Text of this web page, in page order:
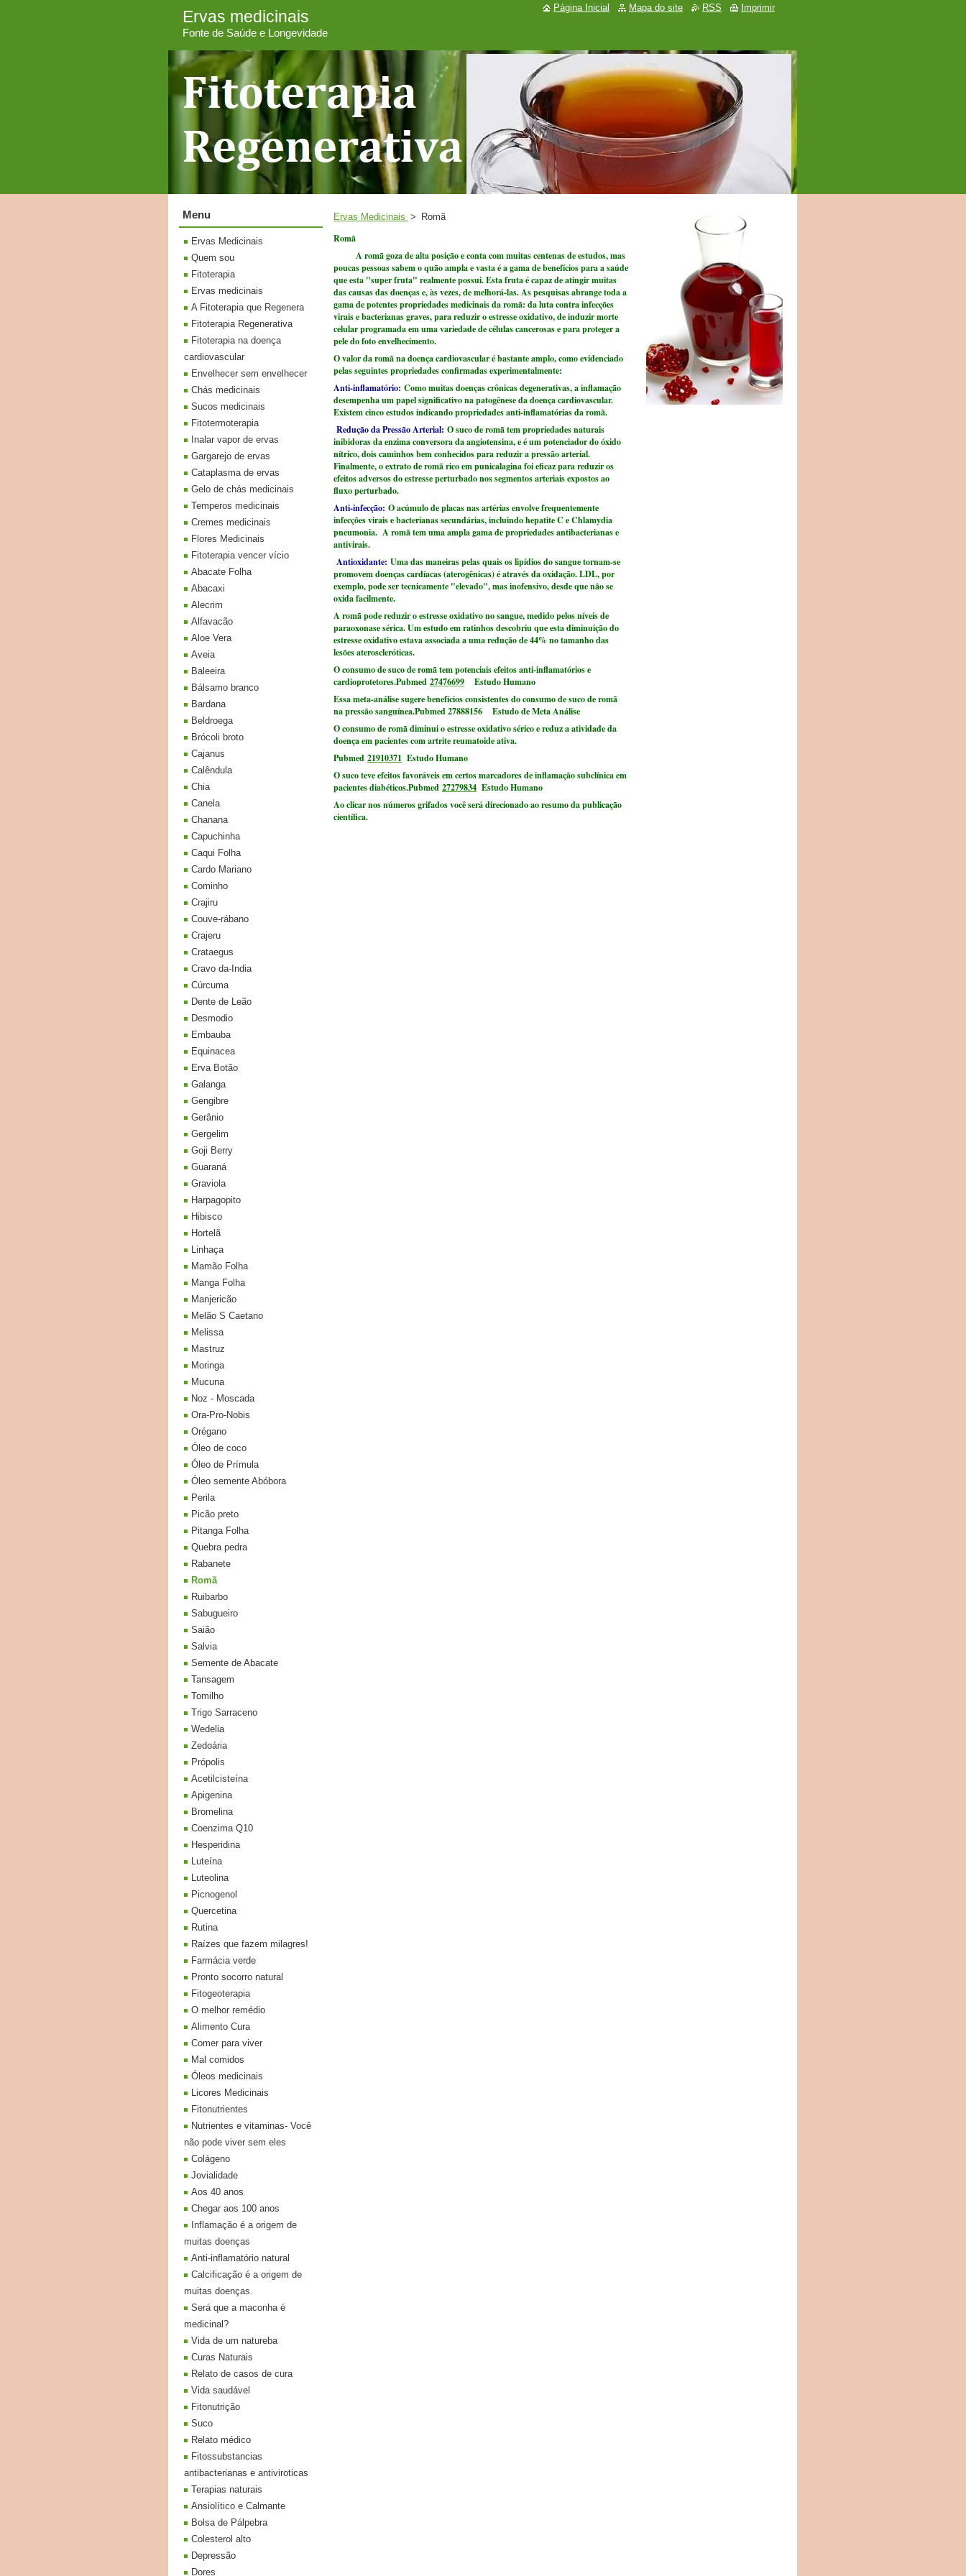
Ervas medicinais
Fonte de Saúde e Longevidade
Ervas Medicinais > Romã
Romã
A romã goza de alta posição e conta com muitas centenas de estudos, mas
poucas pessoas sabem o quão ampla e vasta é a gama de benefícios para a saúde
que esta "super fruta" realmente possui. Esta fruta é capaz de atingir muitas
das causas das doenças e, às vezes, de melhorá-las. As pesquisas abrange toda a
gama de potentes propriedades medicinais da romã: da luta contra infecções
virais e bacterianas graves, para reduzir o estresse oxidativo, de induzir morte
celular programada em uma variedade de células cancerosas e para proteger a
pele do foto envelhecimento.
O valor da romã na doença cardiovascular é bastante amplo, como evidenciado
pelas seguintes propriedades confirmadas experimentalmente:
Anti-inflamatório: Como muitas doenças crônicas degenerativas, a inflamação
desempenha um papel significativo na patogênese da doença cardiovascular.
Existem cinco estudos indicando propriedades anti-inflamatórias da romã.
Redução da Pressão Arterial: O suco de romã tem propriedades naturais
inibidoras da enzima conversora da angiotensina, e é um potenciador do óxido
nítrico, dois caminhos bem conhecidos para reduzir a pressão arterial.
Finalmente, o extrato de romã rico em punicalagina foi eficaz para reduzir os
efeitos adversos do estresse perturbado nos segmentos arteriais expostos ao
fluxo perturbado.
Anti-infecção: O acúmulo de placas nas artérias envolve frequentemente
infecções virais e bacterianas secundárias, incluindo hepatite C e Chlamydia
pneumonia. A romã tem uma ampla gama de propriedades antibacterianas e
antivirais.
Antioxidante: Uma das maneiras pelas quais os lipídios do sangue tornam-se
promovem doenças cardíacas (aterogênicas) é através da oxidação. LDL, por
exemplo, pode ser tecnicamente "elevado", mas inofensivo, desde que não se
oxida facilmente.
A romã pode reduzir o estresse oxidativo no sangue, medido pelos níveis de
paraoxonase sérica. Um estudo em ratinhos descobriu que esta diminuição do
estresse oxidativo estava associada a uma redução de 44% no tamanho das
lesões ateroscleróticas.
O consumo de suco de romã tem potenciais efeitos anti-inflamatórios e
cardioprotetores.Pubmed 27476699 Estudo Humano
Essa meta-análise sugere benefícios consistentes do consumo de suco de romã
na pressão sanguínea.Pubmed 27888156 Estudo de Meta Análise
O consumo de romã diminui o estresse oxidativo sérico e reduz a atividade da
doença em pacientes com artrite reumatoide ativa.
Pubmed 21910371 Estudo Humano
O suco teve efeitos favoráveis em certos marcadores de inflamação subclínica em
pacientes diabéticos.Pubmed 27279834 Estudo Humano
Ao clicar nos números grifados você será direcionado ao resumo da publicação
científica.
Menu
Ervas Medicinais
Quem sou
Fitoterapia
Ervas medicinais
A Fitoterapia que Regenera
Fitoterapia Regenerativa
Fitoterapia na doença
cardiovascular
Envelhecer sem envelhecer
Chás medicinais
Sucos medicinais
Fitotermoterapia
Inalar vapor de ervas
Gargarejo de ervas
Cataplasma de ervas
Gelo de chás medicinais
Temperos medicinais
Cremes medicinais
Flores Medicinais
Fitoterapia vencer vício
Abacate Folha
Abacaxi
Alecrim
Alfavacão
Aloe Vera
Aveia
Baleeira
Bálsamo branco
Bardana
Beldroega
Brócoli broto
Cajanus
Calêndula
Chia
Canela
Chanana
Capuchinha
Caqui Folha
Cardo Mariano
Cominho
Crajiru
Couve-rábano
Crajeru
Crataegus
Cravo da-India
Cúrcuma
Dente de Leão
Desmodio
Embauba
Equinacea
Erva Botão
Galanga
Gengibre
Gerânio
Gergelim
Goji Berry
Guaraná
Graviola
Harpagopito
Hibisco
Hortelã
Linhaça
Mamão Folha
Manga Folha
Manjericão
Melão S Caetano
Melissa
Mastruz
Moringa
Mucuna
Noz - Moscada
Ora-Pro-Nobis
Orégano
Óleo de coco
Óleo de Prímula
Óleo semente Abóbora
Perila
Picão preto
Pitanga Folha
Quebra pedra
Rabanete
Romã
Ruibarbo
Sabugueiro
Saião
Salvia
Semente de Abacate
Tansagem
Tomilho
Trigo Sarraceno
Wedelia
Zedoária
Própolis
Acetilcisteína
Apigenina
Bromelina
Coenzima Q10
Hesperidina
Luteína
Luteolina
Picnogenol
Quercetina
Rutina
Raízes que fazem milagres!
Farmácia verde
Pronto socorro natural
Fitogeoterapia
O melhor remédio
Alimento Cura
Comer para viver
Mal comidos
Óleos medicinais
Licores Medicinais
Fitonutrientes
Nutrientes e vitaminas- Você
não pode viver sem eles
Colágeno
Jovialidade
Aos 40 anos
Chegar aos 100 anos
Inflamação é a origem de
muitas doenças
Anti-inflamatório natural
Calcificação é a origem de
muitas doenças.
Será que a maconha é
medicinal?
Vida de um natureba
Curas Naturais
Relato de casos de cura
Vida saudável
Fitonutrição
Suco
Relato médico
Fitossubstancias
antibacterianas e antiviroticas
Terapias naturais
Ansiolítico e Calmante
Bolsa de Pálpebra
Colesterol alto
Depressão
Dores
Página Inicial Mapa do site RSS Imprimir